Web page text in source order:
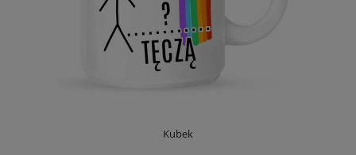
Kubek